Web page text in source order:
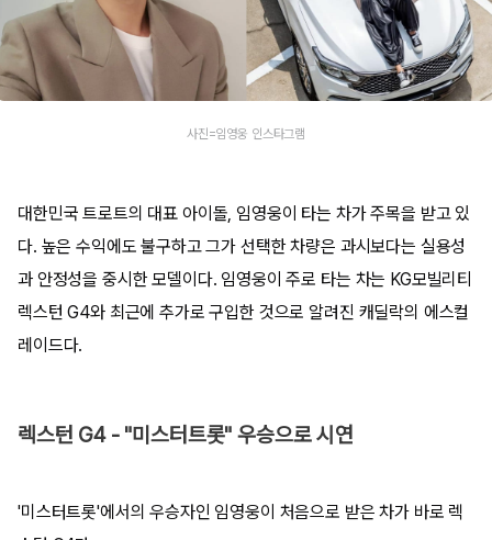
사진=임영웅 인스타그램
대한민국 트로트의 대표 아이돌, 임영웅이 타는 차가 주목을 받고 있
다. 높은 수익에도 불구하고 그가 선택한 차량은 과시보다는 실용성
과 안정성을 중시한 모델이다. 임영웅이 주로 타는 차는 KG모빌리티
렉스턴 G4와 최근에 추가로 구입한 것으로 알려진 캐딜락의 에스컬
레이드다.
렉스턴 G4 - "미스터트롯" 우승으로 시연
'미스터트롯'에서의 우승자인 임영웅이 처음으로 받은 차가 바로 렉